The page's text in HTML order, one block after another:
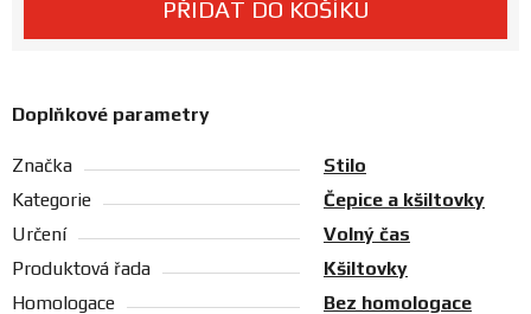
PŘIDAT DO KOŠÍKU
Doplňkové parametry
Značka
Stilo
Kategorie
Čepice a kšiltovky
Určení
Volný čas
Produktová řada
Kšiltovky
Homologace
Bez homologace